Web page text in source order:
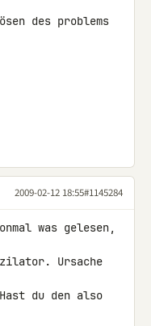
des problems
2009-02-12 18:55#1145284
was gelesen,
Ursache
du den also